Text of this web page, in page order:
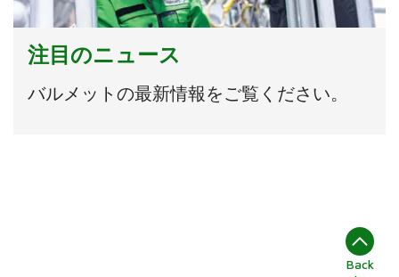
注目のニュース
バルメットの最新情報をご覧ください。
Back